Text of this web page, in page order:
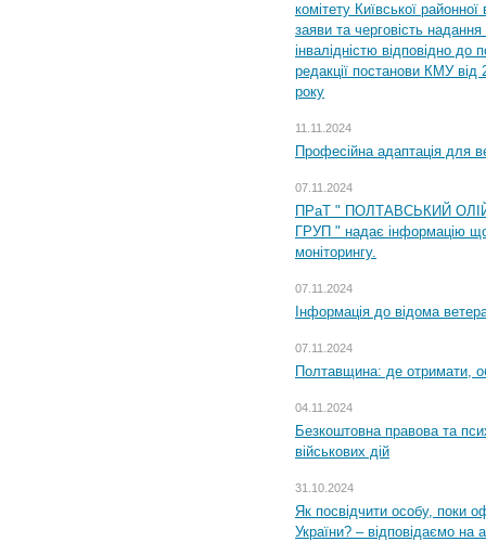
комітету Київської
заяви та черговість надання
інвалідністю відповідно
редакції постанови КМУ
року
11.11.2024
Професійна адаптація для
07.11.2024
ПРаТ " ПОЛТАВСЬКИЙ
ГРУП " надає інформацію
моніторингу.
07.11.2024
Інформація до відома
07.11.2024
Полтавщина: де отримати,
04.11.2024
Безкоштовна правова та
військових дій
31.10.2024
Як посвідчити особу, поки
України? – відповідаємо на